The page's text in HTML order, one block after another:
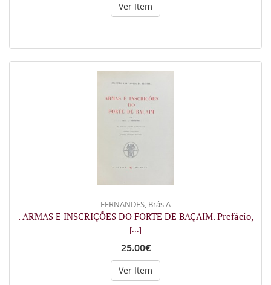
Ver Item
FERNANDES, Brás A
. ARMAS E INSCRIÇÕES DO FORTE DE BAÇAIM. Prefácio,
[...]
25.00€
Ver Item